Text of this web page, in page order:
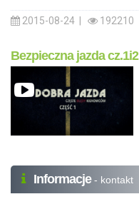
2015-08-24 | 192210
Bezpieczna jazda cz.1i2
Informacje - kontakt